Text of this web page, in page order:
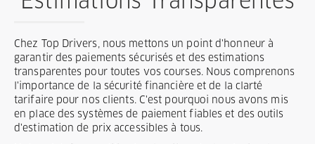
Chez Top Drivers, nous mettons un point d'honneur à
garantir des paiements sécurisés et des estimations
transparentes pour toutes vos courses. Nous comprenons
l'importance de la sécurité financière et de la clarté
tarifaire pour nos clients. C'est pourquoi nous avons mis
en place des systèmes de paiement fiables et des outils
d'estimation de prix accessibles à tous.